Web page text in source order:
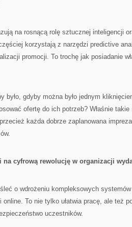
na rosnącą rolę sztucznej inteligencji
korzystają z narzędzi predictive
promocji. To trochę jak posiadanie
było, gdyby można było jednym
ofertę do ich potrzeb? Właśnie
każda dobrze zaplanowana
na cyfrową rewolucję w organizacji
o wdrożeniu kompleksowych
online. To nie tylko ułatwia pracę, ale też
uczestników.